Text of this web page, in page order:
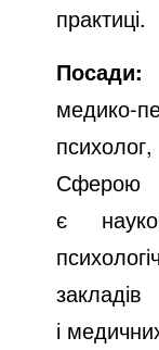
практиці.
Посади:
медико-
є
і